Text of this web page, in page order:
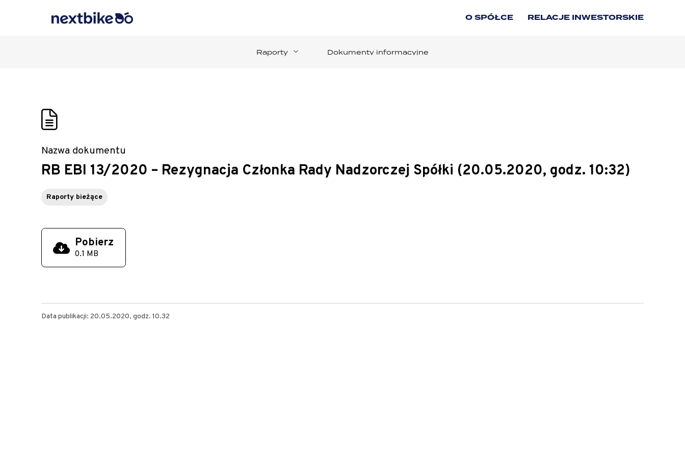
O SPÓŁCE RELACJE INWESTORSKIE
Raporty Dokumenty informacyjne
Nazwa dokumentu
RB EBI 13/2020 – Rezygnacja Członka Rady Nadzorczej Spółki (20.05.2020, godz. 10:32)
Raporty bieżące
Pobierz
0.1 MB
Data publikacji: 20.05.2020, godz. 10.32